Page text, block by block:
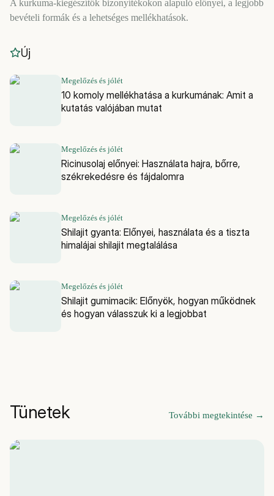
A kurkuma-kiegészítők bizonyítékokon alapuló előnyei, a legjobb
bevételi formák és a lehetséges mellékhatások.
Új
Megelőzés és jólét
10 komoly mellékhatása a kurkumának: Amit a
kutatás valójában mutat
Megelőzés és jólét
Ricinusolaj előnyei: Használata hajra, bőrre,
székrekedésre és fájdalomra
Megelőzés és jólét
Shilajit gyanta: Előnyei, használata és a tiszta
himalájai shilajit megtalálása
Megelőzés és jólét
Shilajit gumimacik: Előnyök, hogyan működnek
és hogyan válasszuk ki a legjobbat
Tünetek További megtekintése →